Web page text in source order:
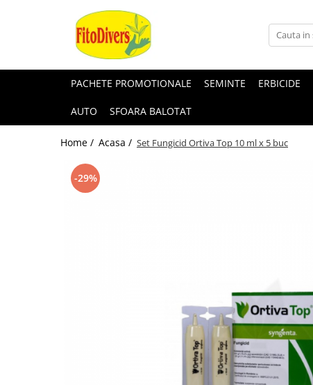
PACHETE PROMOTIONALE SEMINTE ERBICIDE
AUTO SFOARA BALOTAT
Home / Acasa / Set Fungicid Ortiva Top 10 ml x 5 buc
-29%